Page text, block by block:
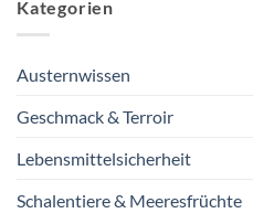
Kategorien
Austernwissen
Geschmack & Terroir
Lebensmittelsicherheit
Schalentiere & Meeresfrüchte